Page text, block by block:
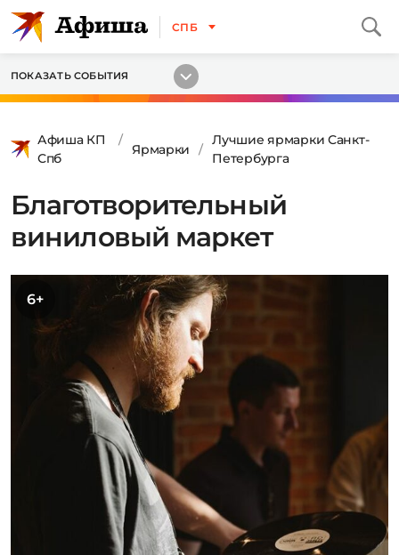
СПБ
ПОКАЗАТЬ СОБЫТИЯ
Афиша КП
Спб
Ярмарки
Лучшие ярмарки Санкт-
Петербурга
Благотворительный
виниловый маркет
6+